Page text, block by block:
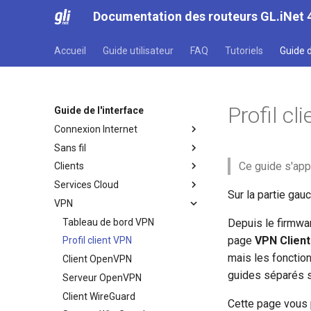
Documentation des routeurs GL.iNet
Accueil Guide utilisateur FAQ Tutoriels Guide
Guide de l'interface
Connexion Internet
Internet
Ethernet
Repeteur
Partage de connexion
Cellulaire
Sans fil
Sans fil
Clients
Clients
Services Cloud
GoodCloud
AstroWarp
VPN
Tableau de bord VPN
Profil client VPN
Client OpenVPN
Serveur OpenVPN
Client WireGuard
Profil
Ce guide
Sur la partie
Depuis le
page VPN
mais les
guides séparés
Cette page